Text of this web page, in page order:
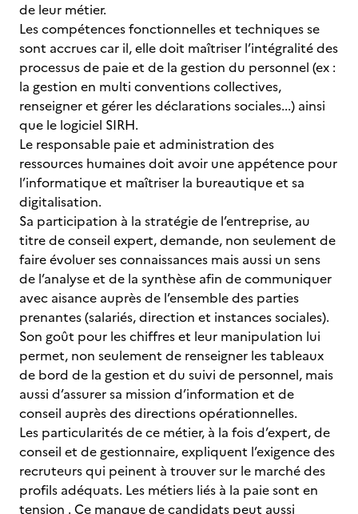
de leur métier.
Les compétences fonctionnelles et techniques se
sont accrues car il, elle doit maîtriser l’intégralité des
processus de paie et de la gestion du personnel (ex :
la gestion en multi conventions collectives,
renseigner et gérer les déclarations sociales...) ainsi
que le logiciel SIRH.
Le responsable paie et administration des
ressources humaines doit avoir une appétence pour
l’informatique et maîtriser la bureautique et sa
digitalisation.
Sa participation à la stratégie de l’entreprise, au
titre de conseil expert, demande, non seulement de
faire évoluer ses connaissances mais aussi un sens
de l’analyse et de la synthèse afin de communiquer
avec aisance auprès de l’ensemble des parties
prenantes (salariés, direction et instances sociales).
Son goût pour les chiffres et leur manipulation lui
permet, non seulement de renseigner les tableaux
de bord de la gestion et du suivi de personnel, mais
aussi d’assurer sa mission d’information et de
conseil auprès des directions opérationnelles.
Les particularités de ce métier, à la fois d’expert, de
conseil et de gestionnaire, expliquent l’exigence des
recruteurs qui peinent à trouver sur le marché des
profils adéquats. Les métiers liés à la paie sont en
tension . Ce manque de candidats peut aussi